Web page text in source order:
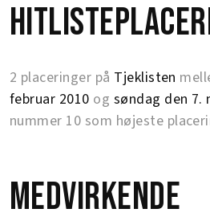
2 placeringer på Tjeklisten
februar 2010 og søndag den 7.
nummer 10 som højeste
Medvirkende